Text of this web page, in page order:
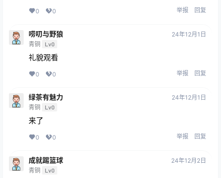
0 0 举报 回复
唠叨与野狼
青铜 Lv0
24年12月1日
礼貌观看
0 0 举报 回复
绿茶有魅力
青铜 Lv0
24年12月1日
来了
0 0 举报 回复
成就踢篮球
青铜 Lv0
24年12月2日